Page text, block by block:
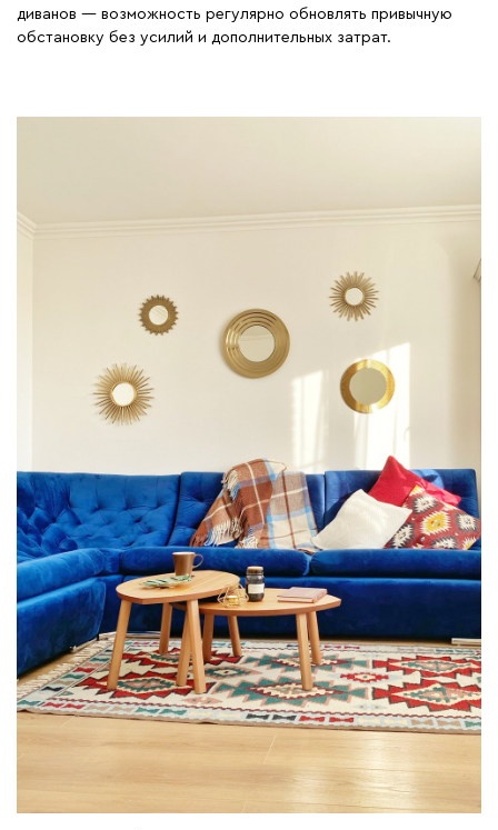
диванов — возможность регулярно обновлять привычную
обстановку без усилий и дополнительных затрат.